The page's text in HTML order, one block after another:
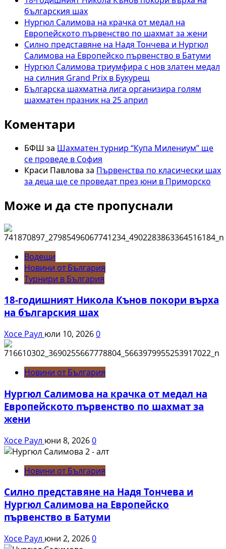
в
Рейкявик
българския шах
Нургюл Салимова на крачка от медал на
Европейското първенство по шахмат за жени
Силно представяне на Надя Тончева и Нургюл
Салимова на Европейско първенство в Батуми
Нургюл Салимова триумфира с нов златен медал
на силния Grand Prix в Букурещ
Българска шахматна лига организира голям
шахматен празник на 25 април
Коментари
БФШ за Шахматен турнир “Купа Милениум” ще
се проведе в София
Краси Павлова за Първенства по класически шах
за деца ще се проведат през юни в Приморско
Може и да сте пропуснали
Водещи
Новини от България
Турнири в България
18-годишният Никола Кънов покори върха
на българския шах
Хосе Раул юли 10, 20260
Новини от България
Нургюл Салимова на крачка от медал на
Европейското първенство по шахмат за
жени
Хосе Раул юни 8, 20260
Новини от България
Силно представяне на Надя Тончева и
Нургюл Салимова на Европейско
първенство в Батуми
Хосе Раул юни 2, 20260